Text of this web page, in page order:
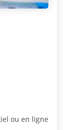
ou en ligne